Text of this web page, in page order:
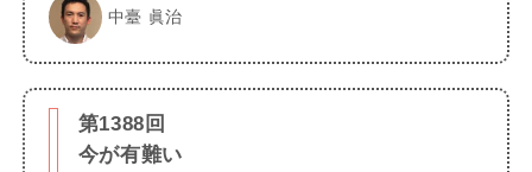
中臺 眞治
第1388回
今が有難い